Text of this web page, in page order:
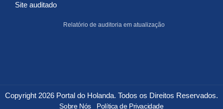
Site auditado
Relatório de auditoria em atualização
Copyright 2026 Portal do Holanda. Todos os Direitos Reservados.
Sobre Nós Política de Privacidade